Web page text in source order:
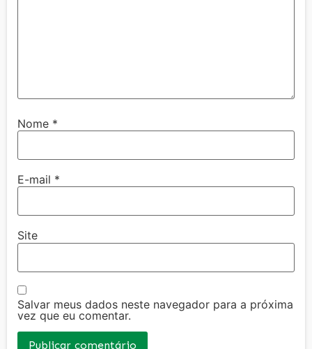
Nome *
E-mail *
Site
Salvar meus dados neste navegador para a próxima
vez que eu comentar.